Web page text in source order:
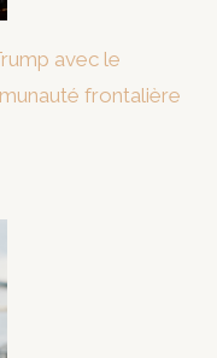
avec le
frontalière